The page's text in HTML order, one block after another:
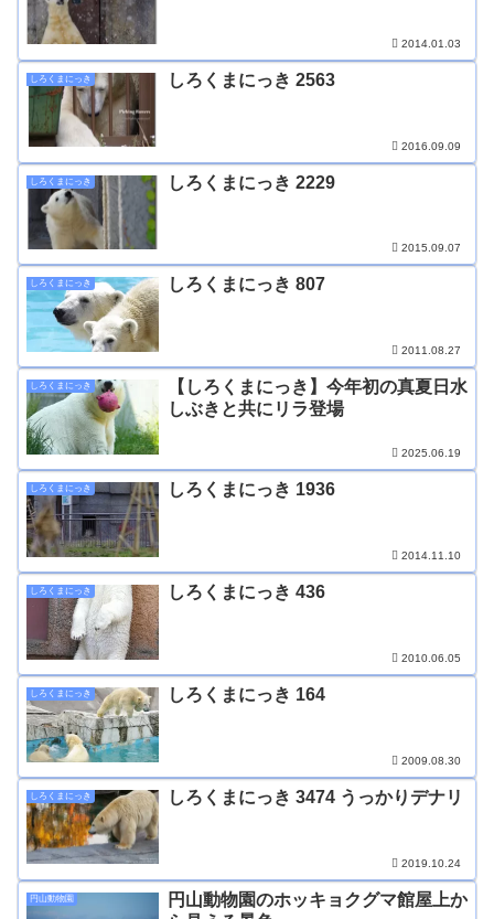
2014.01.03
しろくまにっき しろくまにっき 2563
2016.09.09
しろくまにっき しろくまにっき 2229
2015.09.07
しろくまにっき しろくまにっき 807
2011.08.27
しろくまにっき
【しろくまにっき】今年初の真夏日水
しぶきと共にリラ登場
2025.06.19
しろくまにっき しろくまにっき 1936
2014.11.10
しろくまにっき しろくまにっき 436
2010.06.05
しろくまにっき しろくまにっき 164
2009.08.30
しろくまにっき しろくまにっき 3474 うっかりデナリ
2019.10.24
円山動物園
円山動物園のホッキョクグマ館屋上か